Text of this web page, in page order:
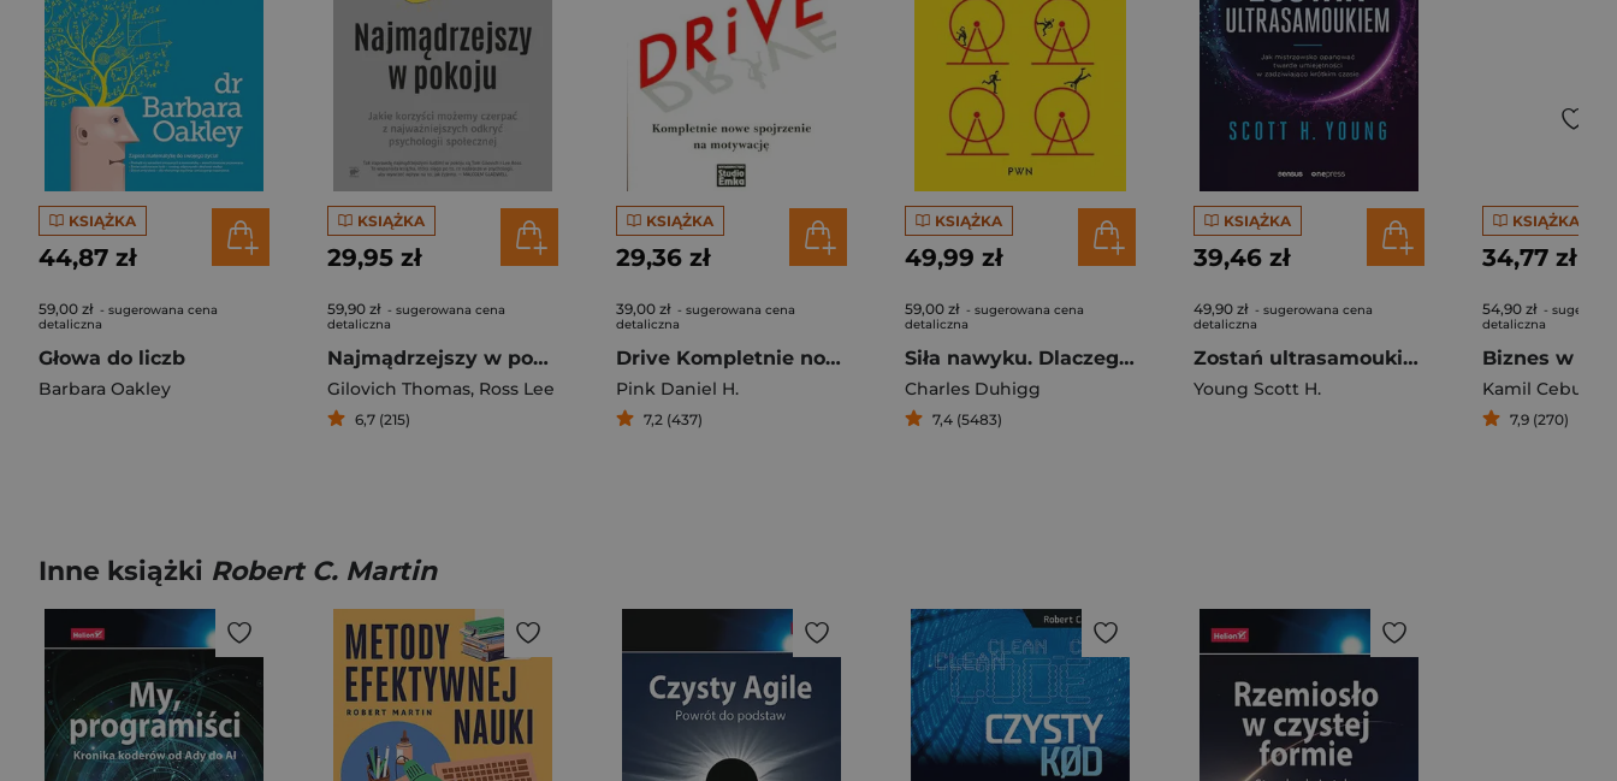
KSIĄŻKA
44,87 zł
59,00 zł - sugerowana cena
detaliczna
Głowa do liczb
Barbara Oakley
KSIĄŻKA
29,95 zł
59,90 zł - sugerowana cena
detaliczna
Najmądrzejszy w pokoju Jakie korzyści możemy czerpać z najważniejszych odkryć psychologii społecznej
Gilovich Thomas, Ross Lee
6,7 (215)
KSIĄŻKA
29,36 zł
39,00 zł - sugerowana cena
detaliczna
Drive Kompletnie nowe spojrzenie na motywację
Pink Daniel H.
7,2 (437)
KSIĄŻKA
49,99 zł
59,00 zł - sugerowana cena
detaliczna
Siła nawyku. Dlaczego robimy to, co robimy i jak można to zmienić w życiu i biznesie
Charles Duhigg
7,4 (5483)
KSIĄŻKA
39,46 zł
49,90 zł - sugerowana cena
detaliczna
Zostań ultrasamoukiem. Jak mistrzowsko opanować twarde umiejętności w zadziwiająco krótkim czasie
Young Scott H.
KSIĄŻKA
34,77 zł
54,90 zł -
detaliczna
Kamil Cebulski
7,9 (270)
Inne książki Robert C. Martin